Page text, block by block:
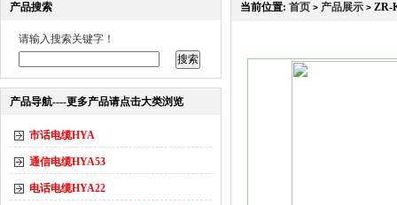
产品搜索
请输入搜索关键字！
产品导航----更多产品请点击大类浏览
市话电缆HYA
通信电缆HYA53
电话电缆HYA22
当前位置: 首页 > 产品展示 > ZR-